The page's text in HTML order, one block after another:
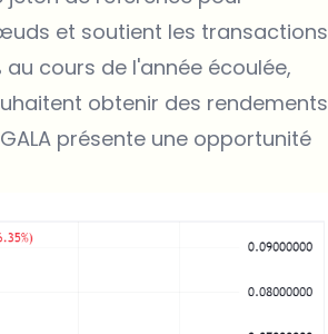
et soutient les transactions
au cours de l'année écoulée,
obtenir des rendements
présente une opportunité